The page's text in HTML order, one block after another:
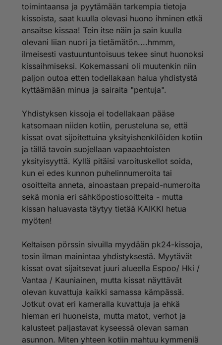
Nainen ilmoittelee pennuista mm. keltaisessa pörssissä
jossa kissan hinta n aina 100 ja paikkana yleensä
Espoo tai helsinki TAI Kauniainen.
Jostain syystä pentua ( Josta aikoinaan olin
kiinnostunut) myydään edelleen samoilla kuvilla ja
PENTUNA vaikka tästä onkin hieman yli vuosi.
Ilmeisesti tämän majatalon kissat eivät vanhene
laisinkaan :(
toimintaansa ja pyytämään tarkempia tietoja
kissoista, saat kuulla olevasi huono ihminen etkä
ansaitse kissaa! Tein itse näin ja sain kuulla
olevani liian nuori ja tietämätön....hmmm,
ilmeisesti vastuuntuntoisuus tekee sinut huonoksi
kissaihmiseksi. Kokemassani oli muutenkin niin
paljon outoa etten todellakaan halua yhdistystä
kyttäämään minua ja sairaita "pentuja".
Yhdistyksen kissoja ei todellakaan pääse
katsomaan niiden kotiin, perusteluna se, että
kissat ovat sijoitettuina yksityishenkilöiden kotiin
ja tällä tavoin suojellaan vapaaehtoisten
yksityisyyttä. Kyllä pitäisi varoituskellot soida,
kun ei edes kunnon puhelinnumeroita tai
osoitteita anneta, ainoastaan prepaid-numeroita
sekä monia eri sähköpostiosoitteita - mutta
kissan haluavasta täytyy tietää KAIKKI hetua
myöten!
Keltaisen pörssin sivuilla myydään pk24-kissoja,
tosin ilman mainintaa yhdistyksestä. Myytävät
kissat ovat sijaitsevat juuri alueella Espoo/ Hki /
Vantaa / Kauniainen, mutta kissat näyttävät
olevan kuvattuja kaikki samassa kämpässä.
Jotkut ovat eri kameralla kuvattuja ja ehkä
hieman eri huoneista, mutta matot, verhot ja
kalusteet paljastavat kyseessä olevan saman
asunnon. Miten yhteen kotiin mahtuu kymmeniä